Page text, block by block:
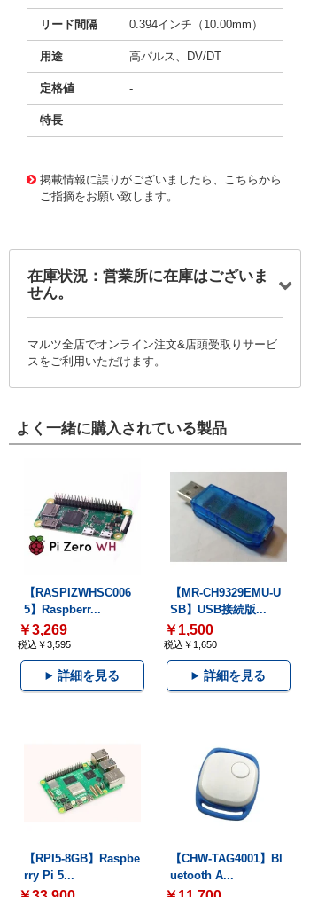
リード間隔 0.394インチ（10.00mm）
用途 高パルス、DV/DT
定格値 -
特長
掲載情報に誤りがございましたら、こちらから
ご指摘をお願い致します。
在庫状況：営業所に在庫はございま
せん。
マルツ全店でオンライン注文&店頭受取りサービ
スをご利用いただけます。
よく一緒に購入されている製品
【RASPIZWHSC006
5】Raspberr...
￥3,269
税込￥3,595
詳細を見る
【MR-CH9329EMU-U
SB】USB接続版...
￥1,500
税込￥1,650
詳細を見る
【RPI5-8GB】Raspbe
rry Pi 5...
【CHW-TAG4001】Bl
uetooth A...